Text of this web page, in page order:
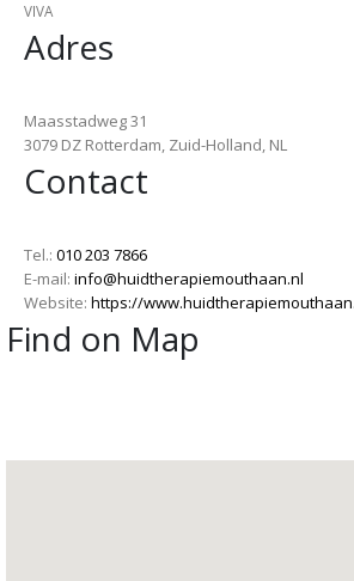
VIVA
Adres
Maasstadweg 31
3079 DZ Rotterdam, Zuid-Holland, NL
Contact
Tel.: 010 203 7866
E-mail: info@huidtherapiemouthaan.nl
Website: https://
Find on Map